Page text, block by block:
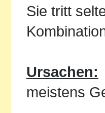
Sie tritt
Ursachen:
meistens